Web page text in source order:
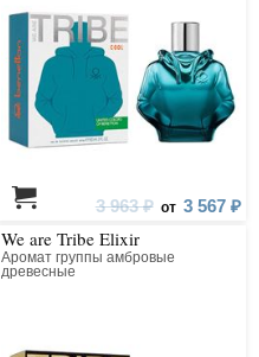
3 963 ₽ от 3 567 ₽
We are Tribe Elixir
Аромат группы амбровые
древесные